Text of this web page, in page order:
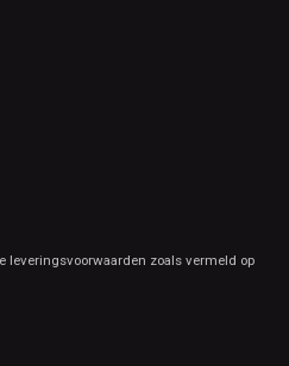
leveringsvoorwaarden zoals vermeld op